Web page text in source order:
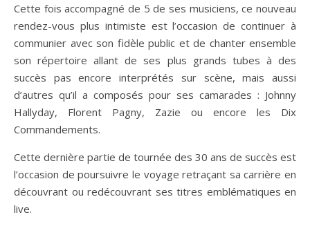
Cette fois accompagné de 5 de ses musiciens, ce nouveau
rendez-vous plus intimiste est l’occasion de continuer à
communier avec son fidèle public et de chanter ensemble
son répertoire allant de ses plus grands tubes à des
succès pas encore interprétés sur scène, mais aussi
d’autres qu’il a composés pour ses camarades : Johnny
Hallyday, Florent Pagny, Zazie ou encore les Dix
Commandements.
Cette dernière partie de tournée des 30 ans de succès est
l’occasion de poursuivre le voyage retraçant sa carrière en
découvrant ou redécouvrant ses titres emblématiques en
live.